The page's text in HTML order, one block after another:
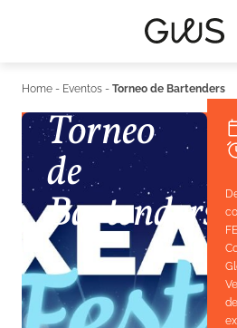
Home - Eventos - Torneo de Bartenders
Torneo
de
Bartenders